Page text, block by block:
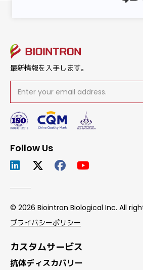
最新情報を入手します。
Follow Us
© 2026 Biointron Biological Inc. All
プライバシーポリシー
カスタムサービス
抗体ディスカバリー